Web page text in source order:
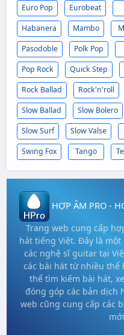
Euro Pop
Eurobeat
Habanera
Mambo
Pasodoble
Polk Pop
Pop Rock
Quick Step
Rock Ballad
Rock'n'roll
Slow Ballad
Slow Bolero
Slow Surf
Slow Valse
Swing Fox
Tango
HỢP ÂM PRO -
Trang web cung cấp
hát tiếng Việt. Đây là
các nghệ sĩ guitar tại
các bài hát từ nhiều thể
thể tìm kiếm bài hát,
đóng góp các bản dịch
web cũng cung cấp các